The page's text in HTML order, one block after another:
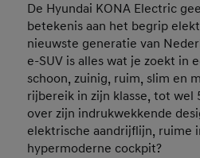
De Hyundai KONA Electric
betekenis aan het begrip
nieuwste generatie van
e-SUV is alles wat je zoekt in
schoon, zuinig, ruim, slim en
rijbereik in zijn klasse, tot wel
over zijn indrukwekkende
elektrische aandrijflijn, ruime
hypermoderne cockpit?